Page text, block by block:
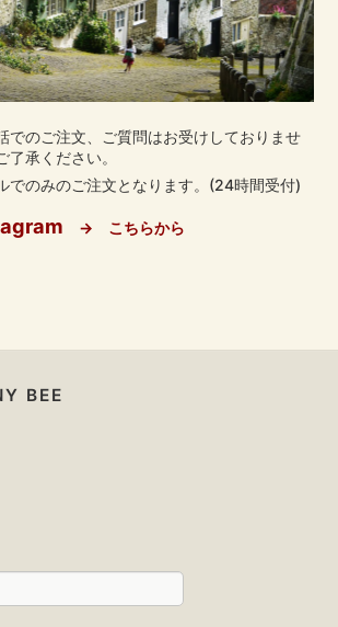
でのご注文、ご質問はお受けしておりませ
ご了承ください。
でのみのご注文となります。(24時間受付)
→ こちらから
BEE